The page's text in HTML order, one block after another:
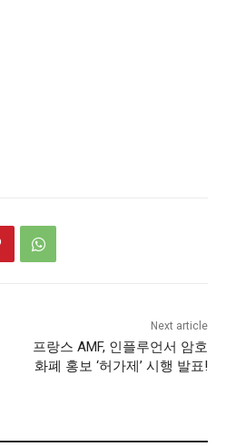
Next article
프랑스 AMF, 인플루언서 암호
화폐 홍보 ‘허가제’ 시행 발표!